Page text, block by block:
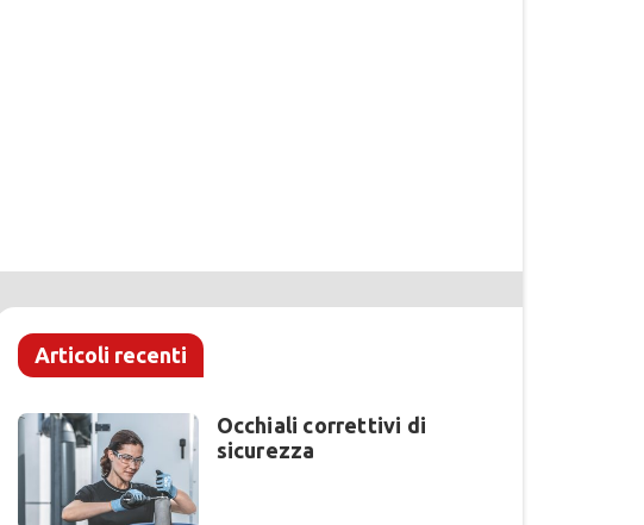
Articoli recenti
Occhiali correttivi di
sicurezza